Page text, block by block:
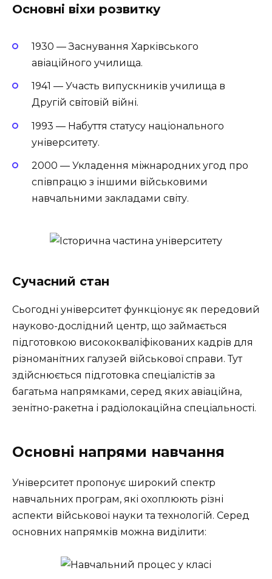
Основні віхи розвитку
1930 — Заснування Харківського
авіаційного училища.
1941 — Участь випускників училища в
Другій світовій війні.
1993 — Набуття статусу національного
університету.
2000 — Укладення міжнародних угод про
співпрацю з іншими військовими
навчальними закладами світу.
Сучасний стан
Сьогодні університет функціонує як передовий
науково-дослідний центр, що займається
підготовкою висококваліфікованих кадрів для
різноманітних галузей військової справи. Тут
здійснюється підготовка спеціалістів за
багатьма напрямками, серед яких авіаційна,
зенітно-ракетна і радіолокаційна спеціальності.
Основні напрями навчання
Університет пропонує широкий спектр
навчальних програм, які охоплюють різні
аспекти військової науки та технологій. Серед
основних напрямків можна виділити: